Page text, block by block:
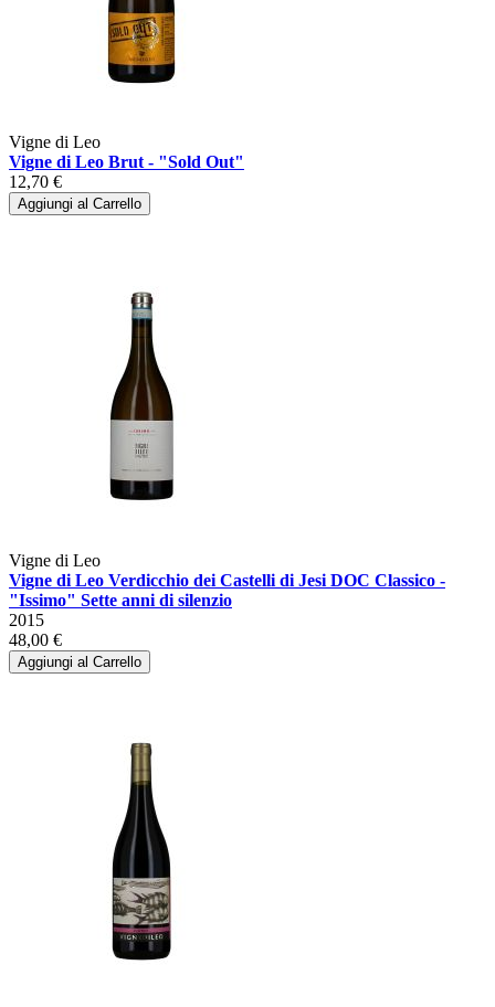
Vigne di Leo
Vigne di Leo Brut - "Sold Out"
12,70 €
Aggiungi al Carrello
Vigne di Leo
Vigne di Leo Verdicchio dei Castelli di Jesi DOC Classico -
"Issimo" Sette anni di silenzio
2015
48,00 €
Aggiungi al Carrello